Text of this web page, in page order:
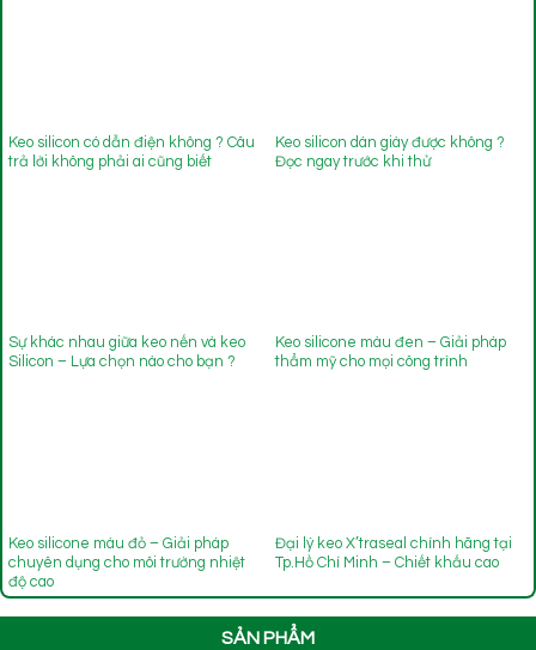
Keo silicon có dẫn điện không ? Câu
trả lời không phải ai cũng biết
Keo silicon dán giày được không ?
Đọc ngay trước khi thử
Sự khác nhau giữa keo nến và keo
Silicon – Lựa chọn nào cho bạn ?
Keo silicone màu đen – Giải pháp
thẩm mỹ cho mọi công trình
Keo silicone màu đỏ – Giải pháp
chuyên dụng cho môi trường nhiệt
độ cao
Đại lý keo X’traseal chính hãng tại
Tp.Hồ Chí Minh – Chiết khấu cao
SẢN PHẨM